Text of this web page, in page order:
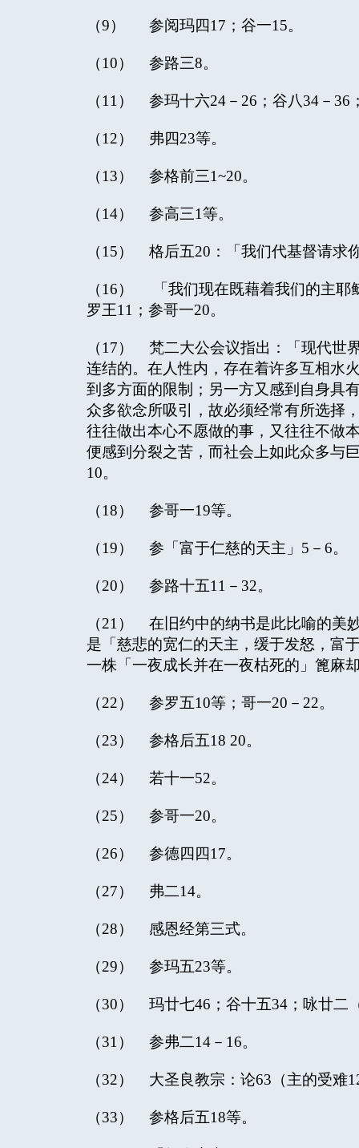
（9） 参阅玛四17；谷一15。
（10） 参路三8。
（11） 参玛十六24－26；谷八34－36
（12） 弗四23等。
（13） 参格前三1~20。
（14） 参高三1等。
（15） 格后五20：「我们代基督请求
（16） 「我们现在既藉着我们的主耶
罗王11；参哥一20。
（17） 梵二大公会议指出：「现代世
连结的。在人性内，存在着许多互相水
到多方面的限制；另一方又感到自身具
众多欲念所吸引，故必须经常有所选择
往往做出本心不愿做的事，又往往不做
便感到分裂之苦，而社会上如此众多与
10。
（18） 参哥一19等。
（19） 参「富于仁慈的天主」5－6。
（20） 参路十五11－32。
（21） 在旧约中的纳书是此比喻的美
是「慈悲的宽仁的天主，缓于发怒，富
一株「一夜成长并在一夜枯死的」篦麻
（22） 参罗五10等；哥一20－22。
（23） 参格后五18 20。
（24） 若十一52。
（25） 参哥一20。
（26） 参德四四17。
（27） 弗二14。
（28） 感恩经第三式。
（29） 参玛五23等。
（30） 玛廿七46；谷十五34；咏廿二
（31） 参弗二14－16。
（32） 大圣良教宗：论63（主的受难
（33） 参格后五18等。